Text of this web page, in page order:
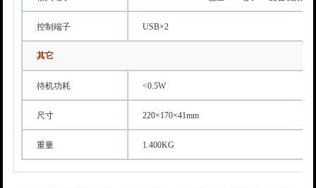
控制端子 USB×2
其它
待机功耗 <0.5W
尺寸 220×170×41mm
重量 1.400KG